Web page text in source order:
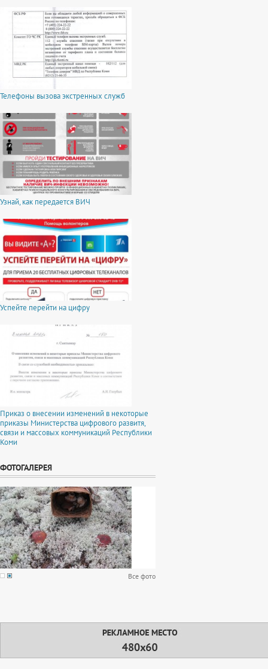
Телефоны вызова экстренных служб
Узнай, как передается ВИЧ
Успейте перейти на цифру
Приказ о внесении изменений в некоторые
приказы Министерства цифрового развитя,
связи и массовых коммуникаций Республики
Коми
ФОТОГАЛЕРЕЯ
Все фото